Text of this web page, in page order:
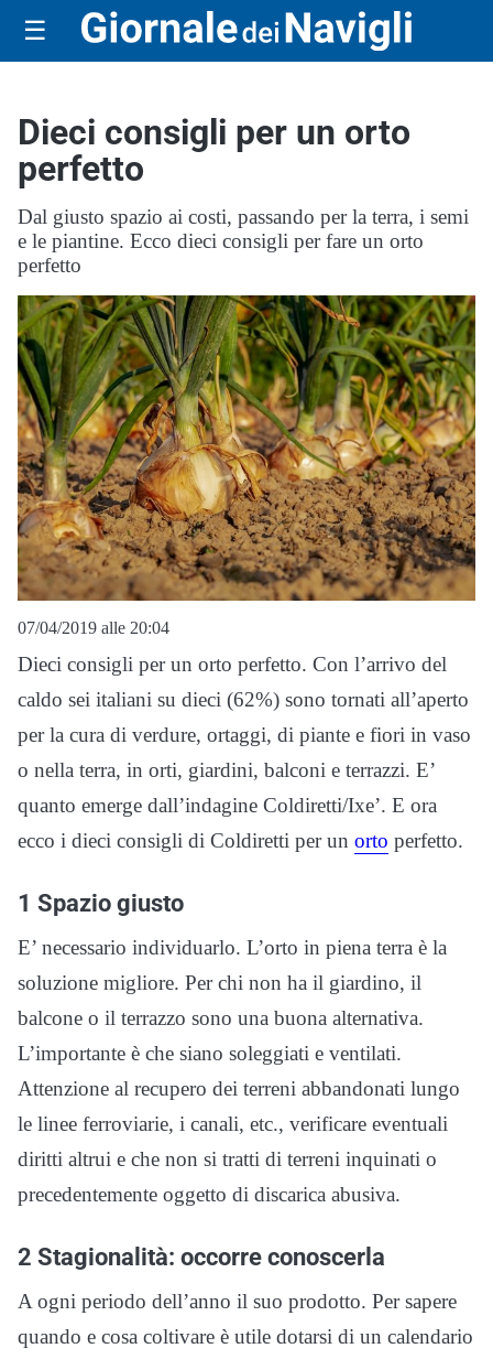
☰
Dieci consigli per un orto
perfetto
Dal giusto spazio ai costi, passando per la terra, i semi
e le piantine. Ecco dieci consigli per fare un orto
perfetto
07/04/2019 alle 20:04
Dieci consigli per un orto perfetto. Con l’arrivo del
caldo sei italiani su dieci (62%) sono tornati all’aperto
per la cura di verdure, ortaggi, di piante e fiori in vaso
o nella terra, in orti, giardini, balconi e terrazzi. E’
quanto emerge dall’indagine Coldiretti/Ixe’. E ora
ecco i dieci consigli di Coldiretti per un orto perfetto.
1 Spazio giusto
E’ necessario individuarlo. L’orto in piena terra è la
soluzione migliore. Per chi non ha il giardino, il
balcone o il terrazzo sono una buona alternativa.
L’importante è che siano soleggiati e ventilati.
Attenzione al recupero dei terreni abbandonati lungo
le linee ferroviarie, i canali, etc., verificare eventuali
diritti altrui e che non si tratti di terreni inquinati o
precedentemente oggetto di discarica abusiva.
2 Stagionalità: occorre conoscerla
A ogni periodo dell’anno il suo prodotto. Per sapere
quando e cosa coltivare è utile dotarsi di un calendario